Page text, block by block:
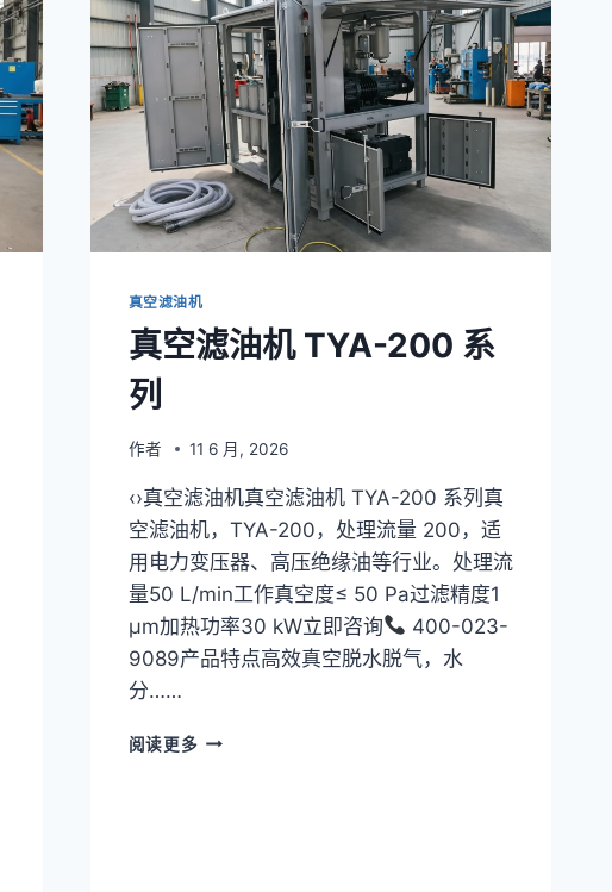
真空滤油机
真空滤油机 TYA-200 系
列
作者 11 6 月, 2026
‹›真空滤油机真空滤油机 TYA-200 系列真
空滤油机，TYA-200，处理流量 200，适
用电力变压器、高压绝缘油等行业。处理流
量50 L/min工作真空度≤ 50 Pa过滤精度1
μm加热功率30 kW立即咨询
400-023-
9089产品特点高效真空脱水脱气，水
分……
阅读更多 真